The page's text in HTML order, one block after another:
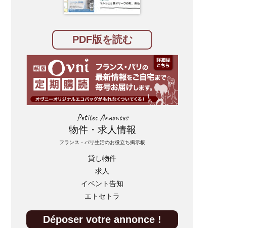
PDF版を読む
Petites Annonces
物件・求人情報
フランス・パリ生活のお役立ち掲示板
貸し物件
求人
イベント告知
エトセトラ
Déposer votre annonce !